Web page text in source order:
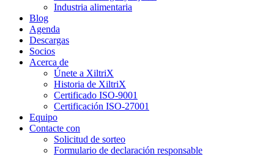
Industria alimentaria
Blog
Agenda
Descargas
Socios
Acerca de
Únete a XiltriX
Historia de XiltriX
Certificado ISO-9001
Certificación ISO-27001
Equipo
Contacte con
Solicitud de sorteo
Formulario de declaración responsable